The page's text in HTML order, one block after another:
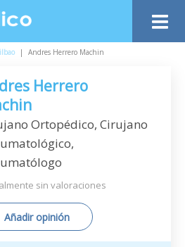
| Andres Herrero Machin
Herrero
Ortopédico, Cirujano
sin valoraciones
Añadir opinión